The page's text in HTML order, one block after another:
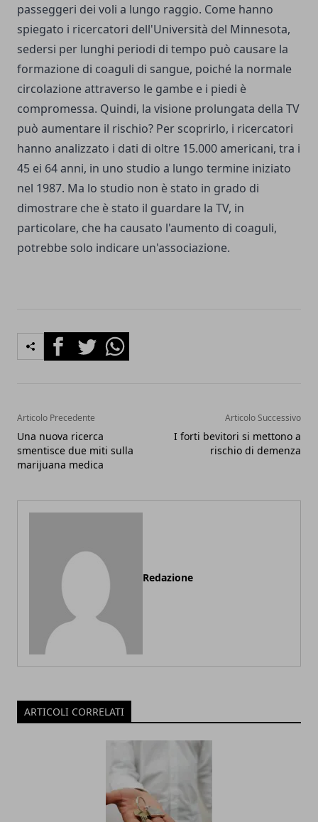
passeggeri dei voli a lungo raggio. Come hanno
spiegato i ricercatori dell'Università del Minnesota,
sedersi per lunghi periodi di tempo può causare la
formazione di coaguli di sangue, poiché la normale
circolazione attraverso le gambe e i piedi è
compromessa. Quindi, la visione prolungata della TV
può aumentare il rischio? Per scoprirlo, i ricercatori
hanno analizzato i dati di oltre 15.000 americani, tra i
45 ei 64 anni, in uno studio a lungo termine iniziato
nel 1987. Ma lo studio non è stato in grado di
dimostrare che è stato il guardare la TV, in
particolare, che ha causato l'aumento di coaguli,
potrebbe solo indicare un'associazione.
FacebookTwitterWhatsapp
Articolo Precedente
Una nuova ricerca
smentisce due miti sulla
marijuana medica
Articolo Successivo
I forti bevitori si mettono a
rischio di demenza
Redazione
ARTICOLI CORRELATI